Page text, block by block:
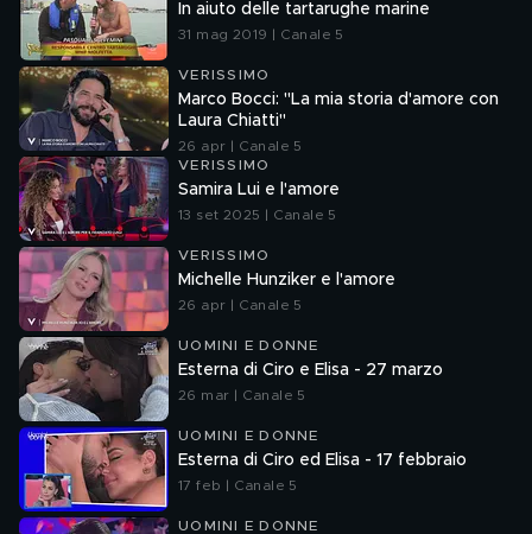
In aiuto delle tartarughe marine
31 mag 2019 | Canale 5
VERISSIMO
Marco Bocci: "La mia storia d'amore con
Laura Chiatti"
26 apr | Canale 5
VERISSIMO
Samira Lui e l'amore
13 set 2025 | Canale 5
VERISSIMO
Michelle Hunziker e l'amore
26 apr | Canale 5
UOMINI E DONNE
Esterna di Ciro e Elisa - 27 marzo
26 mar | Canale 5
UOMINI E DONNE
Esterna di Ciro ed Elisa - 17 febbraio
17 feb | Canale 5
UOMINI E DONNE